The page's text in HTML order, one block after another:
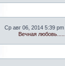
Ср авг 06, 2014 5:39 pm
Вечная любовь.......